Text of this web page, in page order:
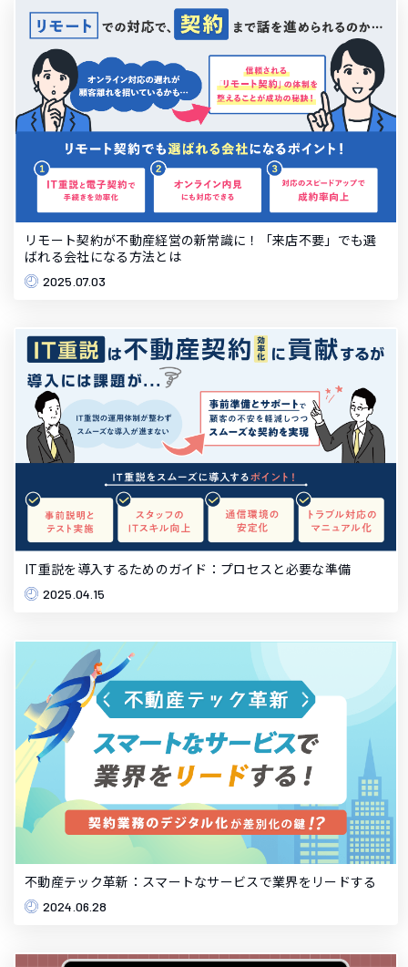
リモート契約が不動産経営の新常識に！「来店不要」でも選
ばれる会社になる方法とは
2025.07.03
IT重説を導入するためのガイド：プロセスと必要な準備
2025.04.15
不動産テック革新：スマートなサービスで業界をリードする
2024.06.28